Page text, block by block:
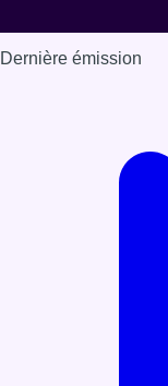
Dernière émission